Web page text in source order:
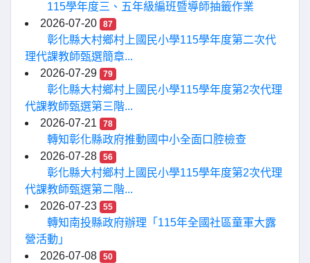
115學年度三、五年級編班暨導師抽籤作業
2026-07-20
87
彰化縣大村鄉村上國民小學115學年度第二次代
理代課教師甄選簡章...
2026-07-29
79
彰化縣大村鄉村上國民小學115學年度第2次代理
代課教師甄選第三階...
2026-07-21
78
轉知彰化縣政府推動國中小全面口腔檢查
2026-07-28
56
彰化縣大村鄉村上國民小學115學年度第2次代理
代課教師甄選第二階...
2026-07-23
55
轉知南投縣政府辦理「115年全國社區童軍大露
營活動」
2026-07-08
50